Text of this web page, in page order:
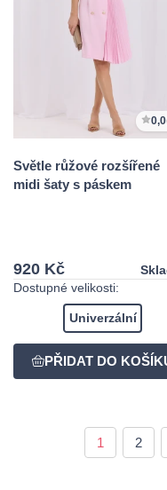
0,0
Světle růžové rozšířené
midi šaty s páskem
920 Kč
Dostupné velikosti:
Univerzální
1 2